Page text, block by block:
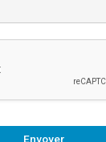
Envoyer